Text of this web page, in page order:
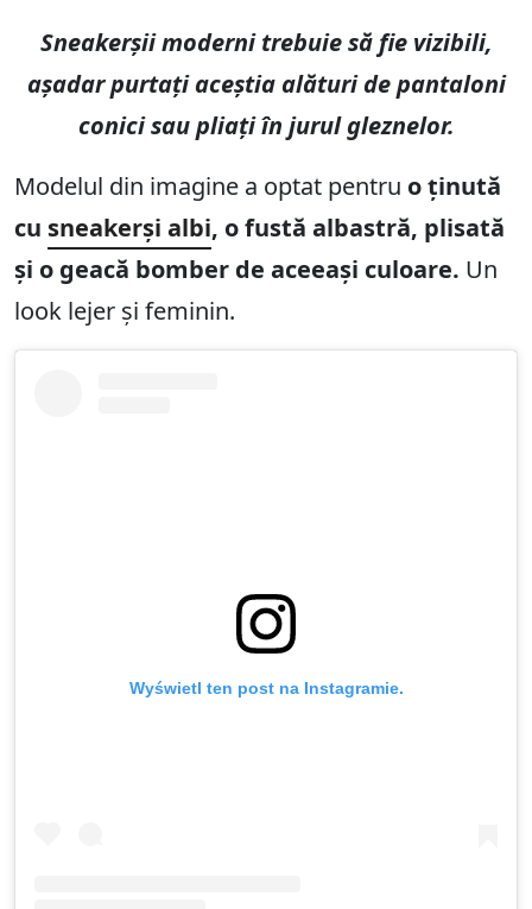
Sneakerșii moderni trebuie să fie vizibili,
așadar purtați aceștia alături de pantaloni
conici sau pliați în jurul gleznelor.
Modelul din imagine a optat pentru o ținută
cu sneakerși albi, o fustă albastră, plisată
și o geacă bomber de aceeași culoare. Un
look lejer și feminin.
Wyświetl ten post na Instagramie.